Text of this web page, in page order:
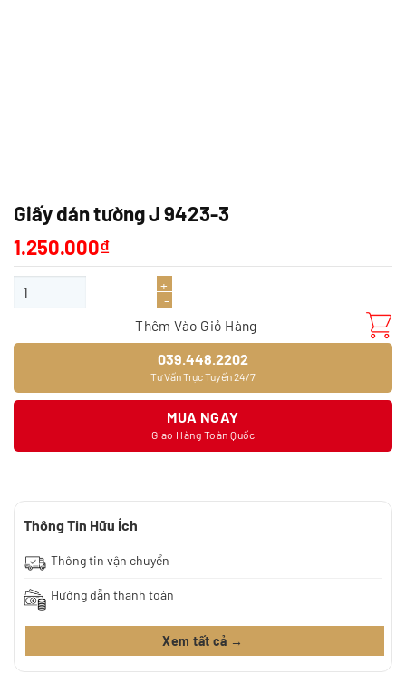
Giấy dán tường J 9423-3
1.250.000₫
Giấy dán tường J 9423-3 số lượng
Thêm Vào Giỏ Hàng
039.448.2202
Tư Vấn Trực Tuyến 24/7
MUA NGAY
Giao Hàng Toàn Quốc
Thông Tin Hữu Ích
Thông tin vận chuyển
Hướng dẫn thanh toán
Xem tất cả →